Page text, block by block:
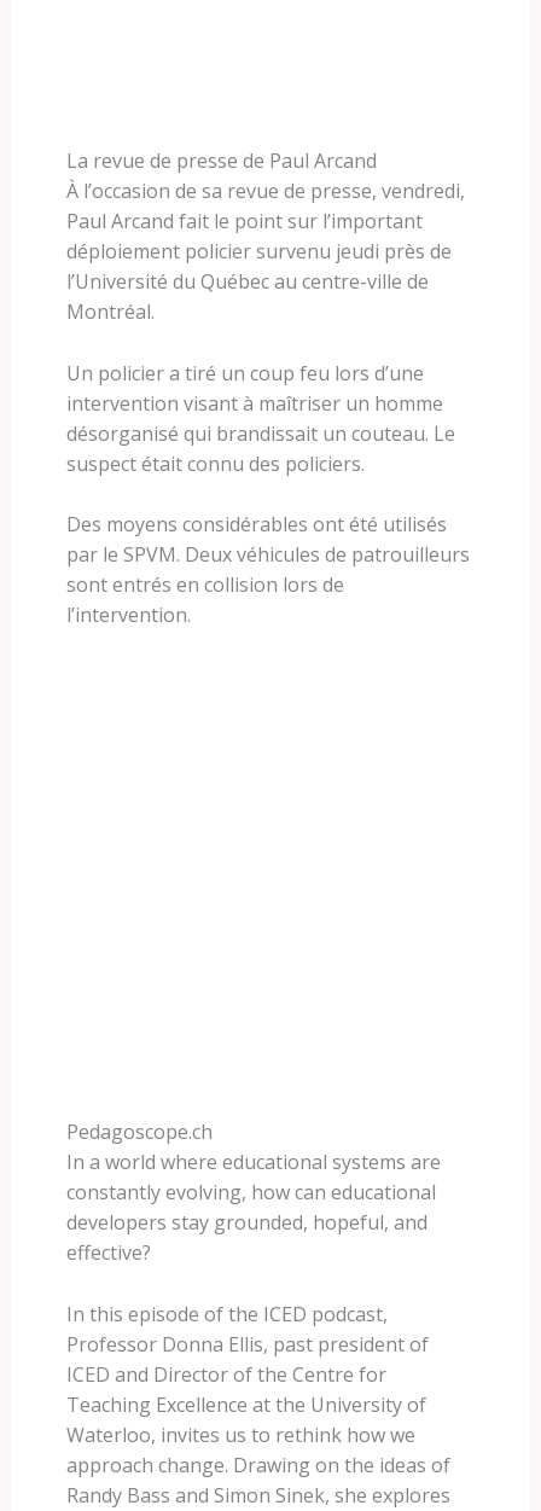
La revue de presse de Paul Arcand
À l’occasion de sa revue de presse, vendredi,
Paul Arcand fait le point sur l’important
déploiement policier survenu jeudi près de
l’Université du Québec au centre-ville de
Montréal.
Un policier a tiré un coup feu lors d’une
intervention visant à maîtriser un homme
désorganisé qui brandissait un couteau. Le
suspect était connu des policiers.
Des moyens considérables ont été utilisés
par le SPVM. Deux véhicules de patrouilleurs
sont entrés en collision lors de
l’intervention.
Pedagoscope.ch
In a world where educational systems are
constantly evolving, how can educational
developers stay grounded, hopeful, and
effective?
In this episode of the ICED podcast,
Professor Donna Ellis, past president of
ICED and Director of the Centre for
Teaching Excellence at the University of
Waterloo, invites us to rethink how we
approach change. Drawing on the ideas of
Randy Bass and Simon Sinek, she explores